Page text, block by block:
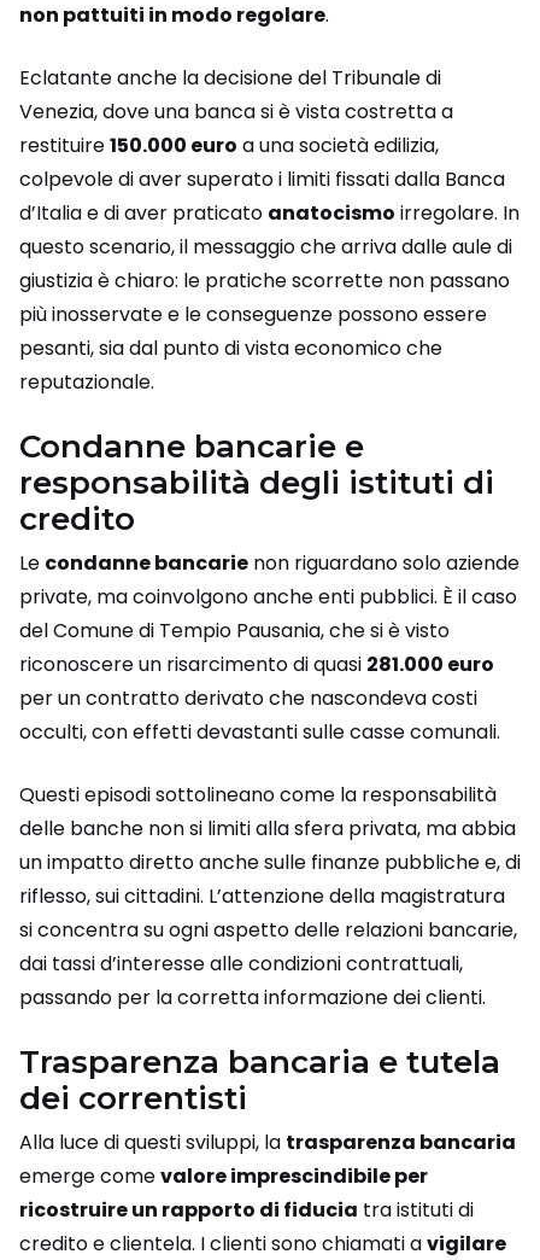
non pattuiti in modo regolare.
Eclatante anche la decisione del Tribunale di
Venezia, dove una banca si è vista costretta a
restituire150.000 euro a una società edilizia,
colpevole di aver superato i limiti fissati dalla Banca
d’Italia e di aver praticato anatocismo irregolare. In
questo scenario, il messaggio che arriva dalle aule di
giustizia è chiaro: le pratiche scorrette non passano
più inosservate e le conseguenze possono essere
pesanti, sia dal punto di vista economico che
reputazionale.
Condanne bancarie e
responsabilità degli istituti di
credito
Le condanne bancarie non riguardano solo aziende
private, ma coinvolgono anche enti pubblici. È il caso
del Comune di Tempio Pausania, che si è visto
riconoscere un risarcimento di quasi 281.000 euro
per un contratto derivato che nascondeva costi
occulti, con effetti devastanti sulle casse comunali.
Questi episodi sottolineano come la responsabilità
delle banche non si limiti alla sfera privata, ma abbia
un impatto diretto anche sulle finanze pubbliche e, di
riflesso, sui cittadini. L’attenzione della magistratura
si concentra su ogni aspetto delle relazioni bancarie,
dai tassi d’interesse alle condizioni contrattuali,
passando per la corretta informazione dei clienti.
Trasparenza bancaria e tutela
dei correntisti
Alla luce di questi sviluppi, la trasparenza bancaria
emerge comevalore imprescindibile per
ricostruire un rapporto di fiducia tra istituti di
credito e clientela. I clienti sono chiamati avigilare